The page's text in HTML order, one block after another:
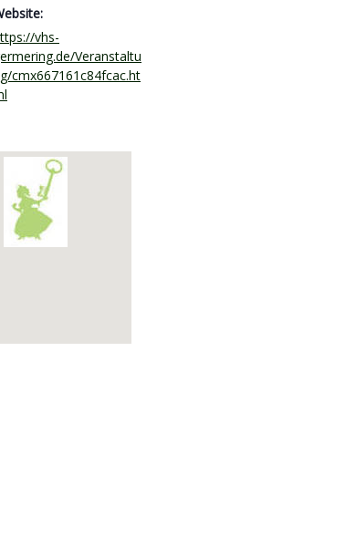
vhs-
Veranstaltu
cmx667161c84fcac.ht